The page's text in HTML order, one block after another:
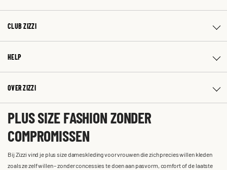
CLUB ZIZZI
HELP
OVER ZIZZI
PLUS SIZE FASHION ZONDER
COMPROMISSEN
Bij Zizzi vind je plus size dameskleding voor vrouwen die zich precies willen kleden
zoals ze zelf willen – zonder concessies te doen aan pasvorm, comfort of de laatste